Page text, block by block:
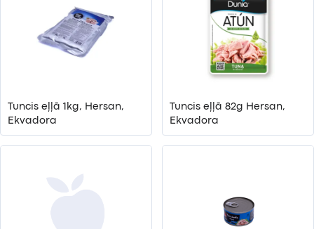
Tuncis eļļā 1kg, Hersan,
Ekvadora
Tuncis eļļā 82g Hersan,
Ekvadora